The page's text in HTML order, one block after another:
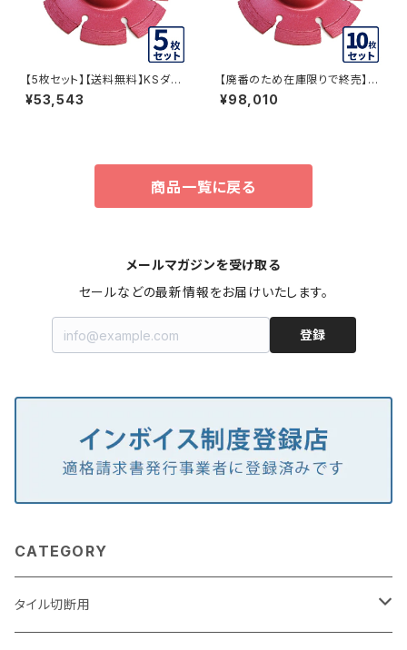
【5枚セット】【送料無料】KSダイ
ヤセグメント KS-105Sプロ 20
穴 内径20mm オフセットタイプ
KS-105SPRO-OF20-05
¥53,543
【廃番のため在庫限りで終売】【1
0枚セット】【送料無料】KSダイヤ
セグメント KS-105Sプロ 20穴
切り コーナーカット 水平切断 K
¥98,010
商品一覧に戻る
メールマガジンを受け取る
セールなどの最新情報をお届けいたします。
登録
CATEGORY
タイル切断用